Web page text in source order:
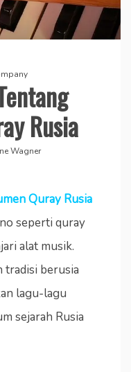
Rusia
Wagner
Quray Rusia
seperti quray
alat musik.
tradisi berusia
lagu-lagu
sejarah Rusia